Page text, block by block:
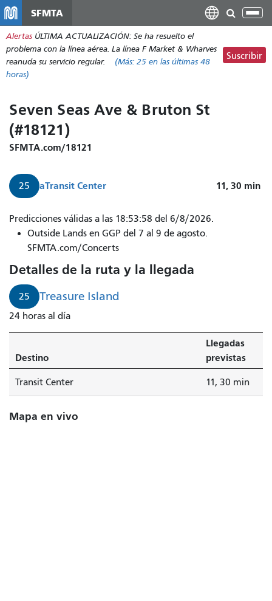
contenido
principal
SFMTA
Alertas ÚLTIMA ACTUALIZACIÓN: Se ha resuelto el
problema con la línea aérea. La línea F Market & Wharves
reanuda su servicio regular.
(Más: 25 en las últimas 48
horas)
Suscribir
Seven Seas Ave & Bruton St
(#18121)
SFMTA.com/18121
25 aTransit Center 11, 30 min
Predicciones válidas a las 18:53:58 del 6/8/2026.
Outside Lands en GGP del 7 al 9 de agosto.
SFMTA.com/Concerts
Detalles de la ruta y la llegada
25 Treasure Island
24 horas al día
Destino
Llegadas
previstas
Transit Center 11, 30 min
Mapa en vivo